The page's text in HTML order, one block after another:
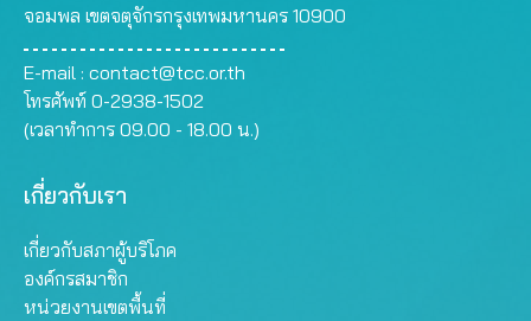
จอมพล เขตจตุจักรกรุงเทพมหานคร 10900
E-mail : contact@tcc.or.th
โทรศัพท์ 0-2938-1502
(เวลาทำการ 09.00 - 18.00 น.)
เกี่ยวกับเรา
เกี่ยวกับสภาผู้บริโภค
องค์กรสมาชิก
หน่วยงานเขตพื้นที่